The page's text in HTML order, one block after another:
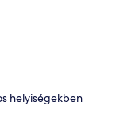
helyiségekben